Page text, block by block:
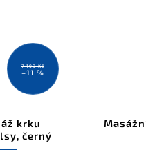
7 199 Kč
–11 %
krku
černý